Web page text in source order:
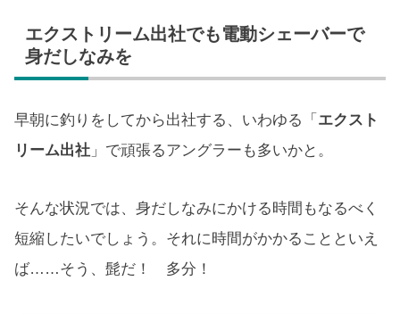
エクストリーム出社でも電動シェーバーで
身だしなみを
早朝に釣りをしてから出社する、いわゆる「 エクスト
リーム出社 」で頑張るアングラーも多いかと。
そんな状況では、身だしなみにかける時間もなるべく
短縮したいでしょう。それに時間がかかることといえ
ば……そう、髭だ！ 多分！